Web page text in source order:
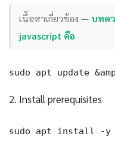
เนื้อหาเกี่ยวข้อง — บทค
javascript คือ
sudo apt update
2. Install prerequisites
sudo apt install -y